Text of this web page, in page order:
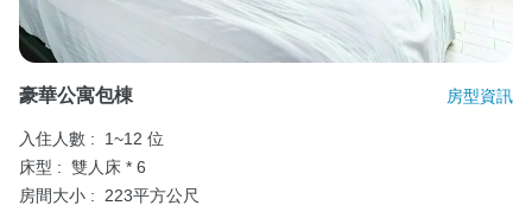
豪華公寓包棟 房型資訊
入住人數 :
1~12 位
床型 : 雙人床 * 6
房間大小 :
223平方公尺